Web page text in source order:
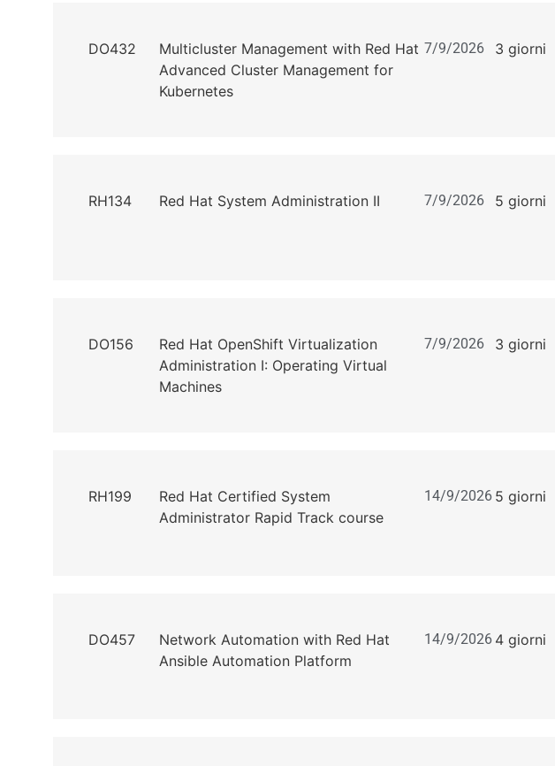
DO432
Multicluster Management with Red Hat
Advanced Cluster Management for
Kubernetes
7/9/2026 3 giorni
RH134 Red Hat System Administration II 7/9/2026 5 giorni
DO156
Red Hat OpenShift Virtualization
Administration I: Operating Virtual
Machines
7/9/2026 3 giorni
RH199
Red Hat Certified System
Administrator Rapid Track course
14/9/2026 5 giorni
DO457
Network Automation with Red Hat
Ansible Automation Platform
14/9/2026 4 giorni